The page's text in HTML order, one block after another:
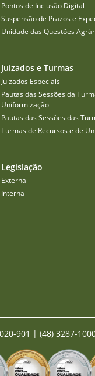
Pontos de Inclusão Digital
Suspensão de Prazos e
Unidade das Questões
Juizados e Turmas
Juizados Especiais
Pautas das Sessões da
Uniformização
Pautas das Sessões das
Turmas de Recursos e de
Legislação
Externa
Interna
901 | (48) 3287-